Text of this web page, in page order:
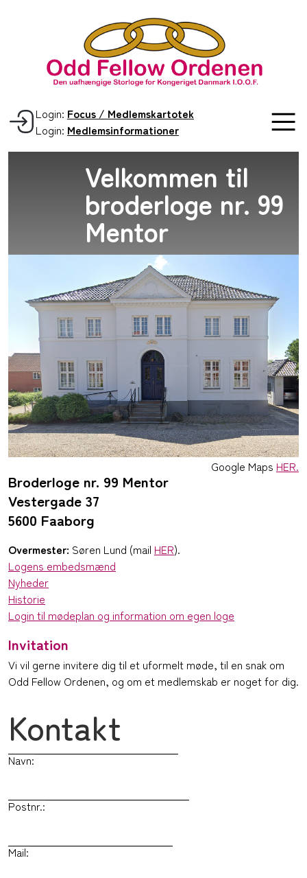
Login: Focus / Medlemskartotek
Login: Medlemsinformationer
Velkommen til
broderloge nr. 99
Mentor
Google Maps HER.
Broderloge nr. 99 Mentor
Vestergade 37
5600 Faaborg
Overmester: Søren Lund (mail HER).
Logens embedsmænd
Nyheder
Historie
Login til mødeplan og information om egen loge
Invitation
Vi vil gerne invitere dig til et uformelt møde, til en snak om
Odd Fellow Ordenen, og om et medlemskab er noget for dig.
Kontakt
Navn:
Postnr.:
Mail: